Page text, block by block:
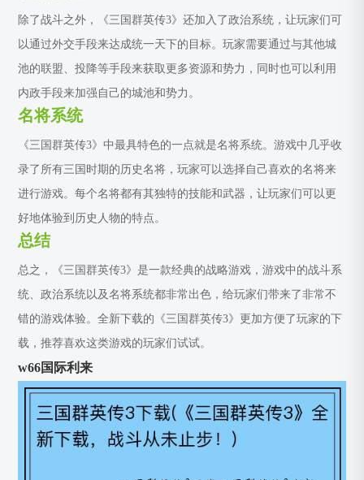
除了战斗之外，《三国群英传3》还加入了政治系统，让玩家们可
以通过外交手段来达成统一天下的目标。玩家需要通过与其他城
池的联盟、投降等手段来获取更多资源和势力，同时也可以利用
内政手段来加强自己的城池和势力。
名将系统
《三国群英传3》中最具特色的一点就是名将系统。游戏中几乎收
录了所有三国时期的历史名将，玩家可以选择自己喜欢的名将来
进行游戏。每个名将都有其独特的技能和武器，让玩家们可以更
好地体验到历史人物的特点。
总结
总之，《三国群英传3》是一款经典的战略游戏，游戏中的战斗系
统、政治系统以及名将系统都非常出色，给玩家们带来了非常不
错的游戏体验。全新下载的《三国群英传3》更加方便了玩家的下
载，推荐喜欢这类游戏的玩家们试试。
w66国际利来